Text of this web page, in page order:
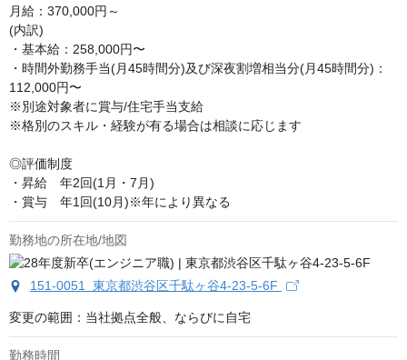
月給：370,000円～
(内訳)
・基本給：258,000円〜
・時間外勤務手当(月45時間分)及び深夜割増相当分(月45時間分)：
112,000円〜
※別途対象者に賞与/住宅手当支給
※格別のスキル・経験が有る場合は相談に応じます
◎評価制度
・昇給　年2回(1月・7月)
・賞与　年1回(10月)※年により異なる
勤務地の所在地/地図
151-0051 東京都渋谷区千駄ヶ谷4-23-5-6F
変更の範囲：当社拠点全般、ならびに自宅
勤務時間